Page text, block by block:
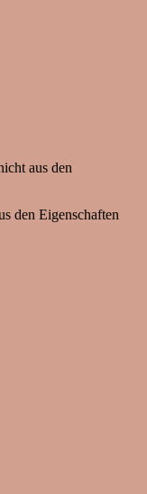
aus den
den Eigenschaften